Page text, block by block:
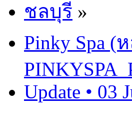
ชลบุรี »
Pinky Spa
Update • 03